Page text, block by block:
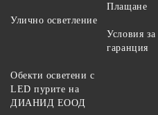
Улично осветление
Плащане
Условия за
гаранция
Обекти осветени с
LED пурите на
ДИАНИД ЕООД